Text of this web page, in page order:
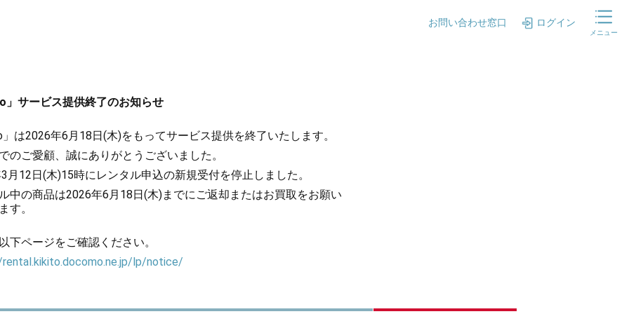
お問い合わせ窓口 ログイン
メニュー
サービス提供終了のお知らせ
は2026年6月18日(木)をもってサービス提供を終了いたします。
のご愛顧、誠にありがとうございました。
月12日(木)15時にレンタル申込の新規受付を停止しました。
中の商品は2026年6月18日(木)までにご返却またはお買取をお願い
す。
下ページをご確認ください。
lp/notice/